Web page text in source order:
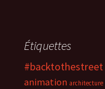
Étiquettes
#backtothestreet
animation architecture